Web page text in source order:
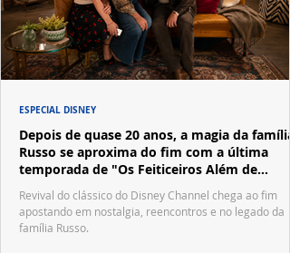
Depois de quase 20 anos, a magia da família
Russo se aproxima do fim com a última
temporada de "Os Feiticeiros Além de
Revival do clássico do Disney Channel chega ao fim
apostando em nostalgia, reencontros e no legado da
família Russo.
ESPECIAL DISNEY